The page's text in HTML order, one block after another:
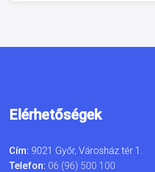
Elérhetőségek
Cím: 9021 Győr, Városház tér 1.
Telefon: 06 (96) 500 100